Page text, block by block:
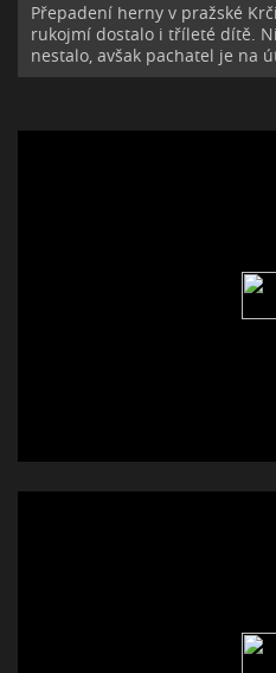
Přepadení herny v pražské
rukojmí dostalo i tříleté dítě.
nestalo, avšak pachatel je na